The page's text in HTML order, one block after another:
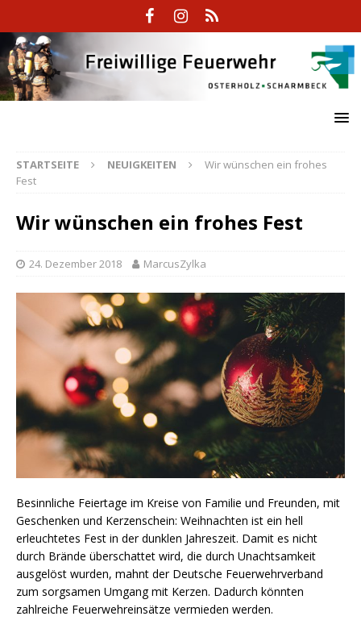
STARTSEITE NEUIGKEITEN
Wir wünschen ein frohes
Fest
Wir wünschen ein frohes Fest
24. Dezember 2018 MarcusZylka
Besinnliche Feiertage im Kreise von Familie und Freunden, mit
Geschenken und Kerzenschein: Weihnachten ist ein hell
erleuchtetes Fest in der dunklen Jahreszeit. Damit es nicht
durch Brände überschattet wird, die durch Unachtsamkeit
ausgelöst wurden, mahnt der Deutsche Feuerwehrverband
zum sorgsamen Umgang mit Kerzen. Dadurch könnten
zahlreiche Feuerwehreinsätze vermieden werden.